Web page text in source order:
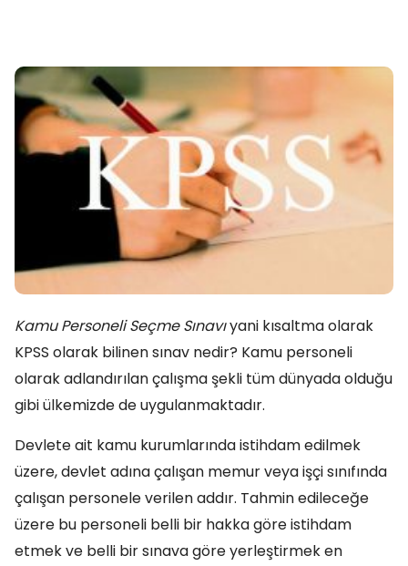
Kamu Personeli Seçme Sınavıyani kısaltma olarak
KPSS olarak bilinen sınav nedir? Kamu personeli
olarak adlandırılan çalışma şekli tüm dünyada olduğu
gibi ülkemizde de uygulanmaktadır.
Devlete ait kamu kurumlarında istihdam edilmek
üzere, devlet adına çalışan memur veya işçi sınıfında
çalışan personele verilen addır. Tahmin edileceğe
üzere bu personeli belli bir hakka göre istihdam
etmek ve belli bir sınava göre yerleştirmek en